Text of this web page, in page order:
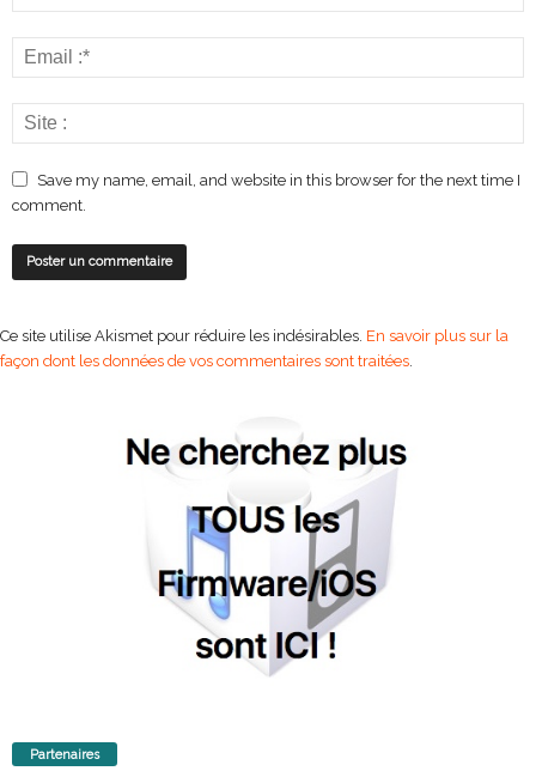
Save my name, email, and website in this browser for the next time I
comment.
Ce site utilise Akismet pour réduire les indésirables. En savoir plus sur la
façon dont les données de vos commentaires sont traitées
Partenaires